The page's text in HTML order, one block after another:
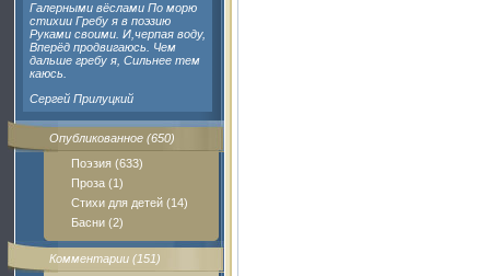
Галерными вёслами По морю
стихии Гребу я в поэзию
Руками своими. И,черпая воду,
Вперёд продвигаюсь. Чем
дальше гребу я, Сильнее тем
каюсь.
Сергей Прилуцкий
Опубликованное (650)
Поэзия (633)
Проза (1)
Стихи для детей (14)
Басни (2)
Комментарии (151)